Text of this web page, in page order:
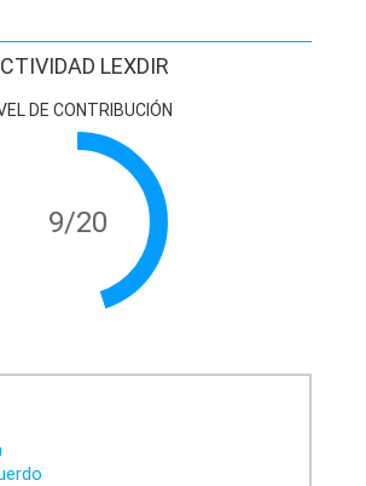
LEXDIR
DE CONTRIBUCIÓN
9/20